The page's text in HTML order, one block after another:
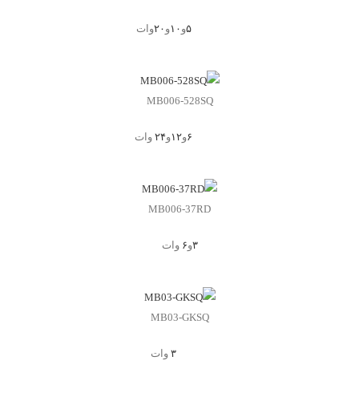
۵و ۱۰و ۲۰وات
MB006-528SQ
۶و۱۲و۲۴ وات
MB006-37RD
۳و۶ وات
MB03-GKSQ
۳ وات